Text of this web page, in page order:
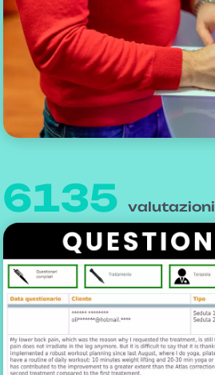
6135 valutazioni